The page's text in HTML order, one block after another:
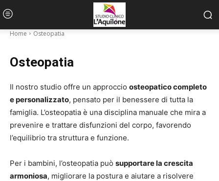
Home Osteopatia
Osteopatia
Il nostro studio offre un approccio osteopatico completo
e personalizzato, pensato per il benessere di tutta la
famiglia. L’osteopatia è una disciplina manuale che mira a
prevenire e trattare disfunzioni del corpo, favorendo
l’equilibrio tra struttura e funzione.
Per i bambini, l’osteopatia può supportare la crescita
armoniosa, migliorare la postura e aiutare a risolvere